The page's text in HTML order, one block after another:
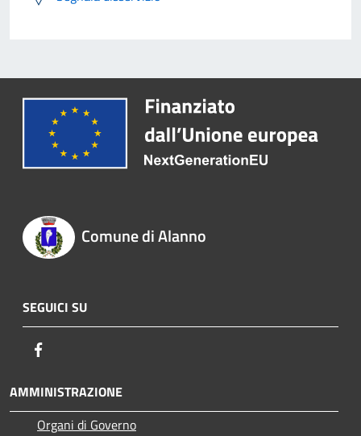
Comune di Alanno
SEGUICI SU
AMMINISTRAZIONE
Organi di Governo